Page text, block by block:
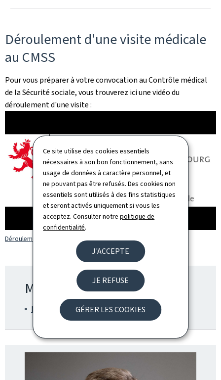
Ce site utilise des cookies essentiels
nécessaires à son bon fonctionnement, sans
usage de données à caractère personnel, et
ne pouvant pas être refusés. Des cookies non
essentiels sont utilisés à des fins statistiques
et seront activés uniquement si vous les
acceptez. Consulter notrepolitique de
confidentialité.
J'ACCEPTE
JE REFUSE
GÉRER LES COOKIES
Déroulement d'une visite médicale
au CMSS
Pour vous préparer à votre convocation au Contrôle médical
de la Sécurité sociale, vous trouverez ici une vidéo du
déroulement d'une visite :
Déroulement d'une visite médicale au CMSS (Vidéo YouTube)
Ministère de tutelle
Ministère de la Santé et de la Sécurité sociale